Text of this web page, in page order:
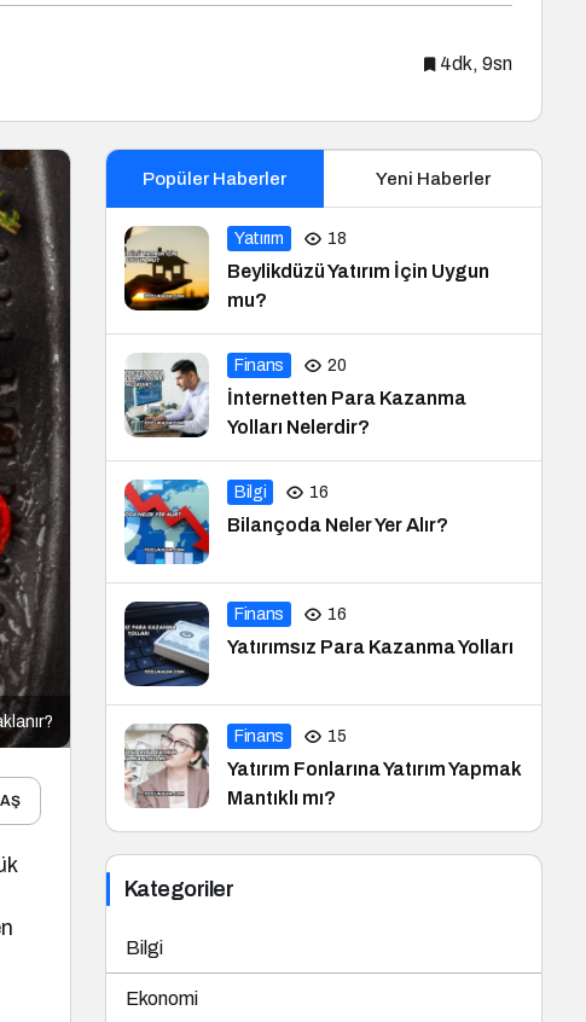
4dk, 9sn
Popüler Haberler Yeni Haberler
Yatırım 18
Beylikdüzü Yatırım İçin Uygun
mu?
Finans 20
İnternetten Para Kazanma
Yolları Nelerdir?
Bilgi 16
Bilançoda Neler Yer Alır?
Finans 16
Yatırımsız Para Kazanma Yolları
Finans 15
Yatırım Fonlarına Yatırım Yapmak
Mantıklı mı?
Kategoriler
Bilgi
Ekonomi